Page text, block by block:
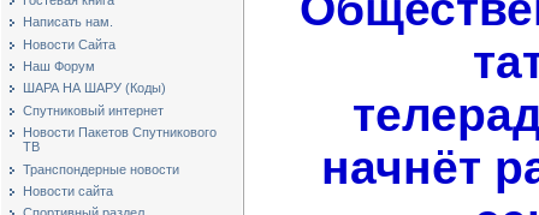
Написать нам.
Новости Сайта
Наш Форум
ШАРА НА ШАРУ (Коды)
Спутниковый интернет
Новости Пакетов Спутникового
ТВ
Транспондерные новости
Новости сайта
начнёт